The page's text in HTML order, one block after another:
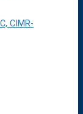
CIMR-